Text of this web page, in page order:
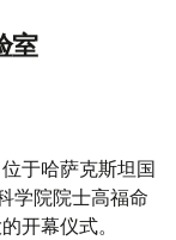
室
于哈萨克斯坦国
学院院士高福命
开幕仪式。